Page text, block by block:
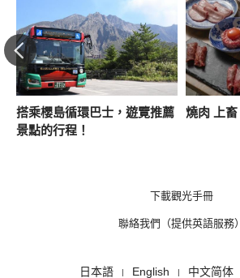
搭乘櫻島循環巴士，遊覽推薦
景點的行程！
燒肉 上畜
下載觀光手冊
聯絡我們（提供英語服務）
日本語 English 中文简体